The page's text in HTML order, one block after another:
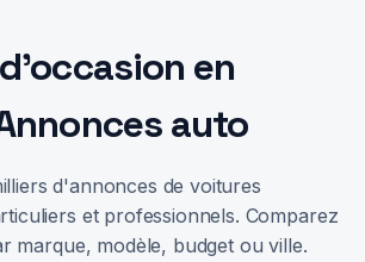
en
auto
d'annonces de voitures
et professionnels. Comparez
marque, modèle, budget ou ville.